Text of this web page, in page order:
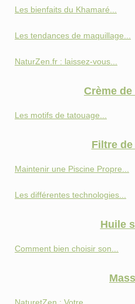
Les bienfaits du Khamaré...
Les tendances de maquillage...
NaturZen.fr : laissez-vous...
Crème
Les motifs de tatouage...
Filtre
Maintenir une Piscine Propre...
Les différentes technologies...
Huile
Comment bien choisir son...